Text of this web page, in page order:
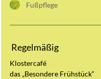
Fußpflege
Regelmäßig
Klostercafé
das „Besondere Frühstück“